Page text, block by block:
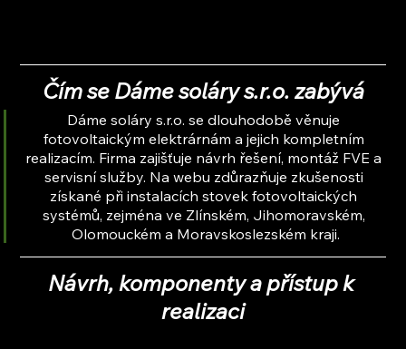
Čím se Dáme soláry s.r.o. zabývá
Dáme soláry s.r.o. se dlouhodobě věnuje
fotovoltaickým elektrárnám a jejich kompletním
realizacím. Firma zajišťuje návrh řešení, montáž FVE a
servisní služby. Na webu zdůrazňuje zkušenosti
získané při instalacích stovek fotovoltaických
systémů, zejména ve Zlínském, Jihomoravském,
Olomouckém a Moravskoslezském kraji.
Návrh, komponenty a přístup k
realizaci